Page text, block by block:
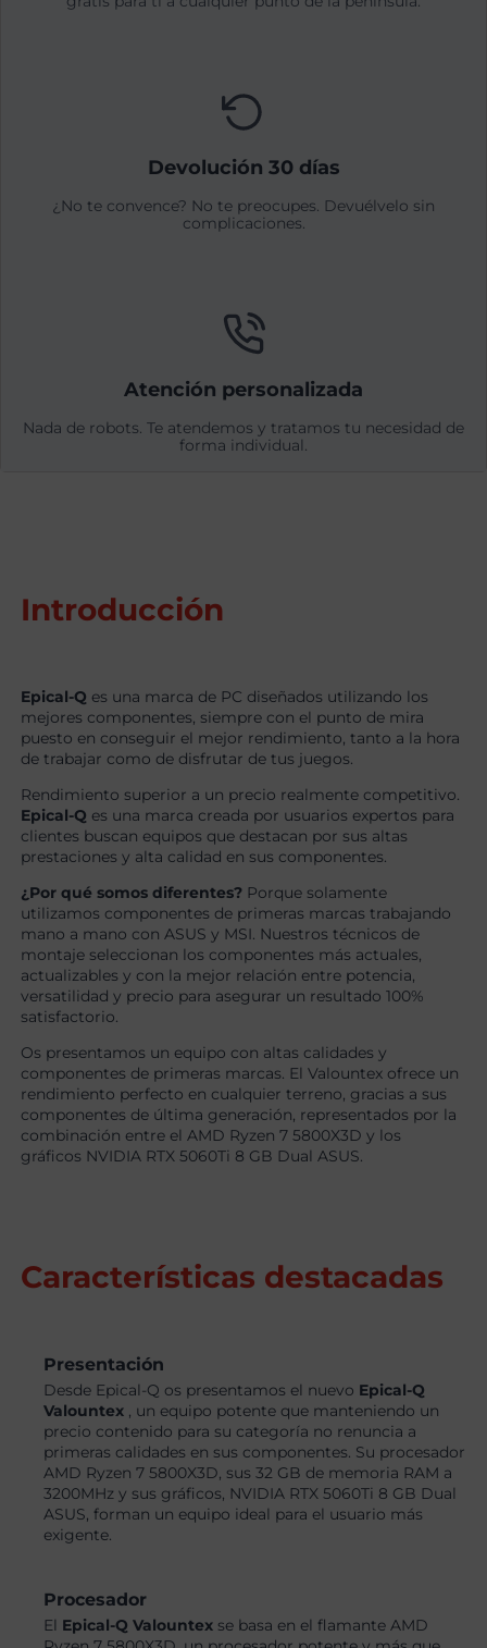
Devolución 30 días
¿No te convence? No te preocupes. Devuélvelo sin
complicaciones.
Atención personalizada
Nada de robots. Te atendemos y tratamos tu necesidad de
forma individual.
Introducción
Epical-Q es una marca de PC diseñados utilizando los
mejores componentes, siempre con el punto de mira
puesto en conseguir el mejor rendimiento, tanto a la hora
de trabajar como de disfrutar de tus juegos.
Rendimiento superior a un precio realmente competitivo.
Epical-Q es una marca creada por usuarios expertos para
clientes buscan equipos que destacan por sus altas
prestaciones y alta calidad en sus componentes.
¿Por qué somos diferentes? Porque solamente
utilizamos componentes de primeras marcas trabajando
mano a mano con ASUS y MSI. Nuestros técnicos de
montaje seleccionan los componentes más actuales,
actualizables y con la mejor relación entre potencia,
versatilidad y precio para asegurar un resultado 100%
satisfactorio.
Os presentamos un equipo con altas calidades y
componentes de primeras marcas. El Valountex ofrece un
rendimiento perfecto en cualquier terreno, gracias a sus
componentes de última generación, representados por la
combinación entre el AMD Ryzen 7 5800X3D y los
gráficos NVIDIA RTX 5060Ti 8 GB Dual ASUS.
Características destacadas
Presentación
Desde Epical-Q os presentamos el nuevo Epical-Q
Valountex , un equipo potente que manteniendo un
precio contenido para su categoría no renuncia a
primeras calidades en sus componentes. Su procesador
AMD Ryzen 7 5800X3D, sus 32 GB de memoria RAM a
3200MHz y sus gráficos, NVIDIA RTX 5060Ti 8 GB Dual
ASUS, forman un equipo ideal para el usuario más
exigente.
Procesador
El Epical-Q Valountex se basa en el flamante AMD